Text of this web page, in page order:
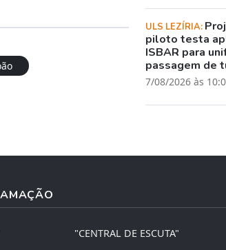
ULS LEZÍRIA:
piloto testa
ISBAR para
passagem de
7/08/2026 às
"CENTRAL DE ESCUTA"